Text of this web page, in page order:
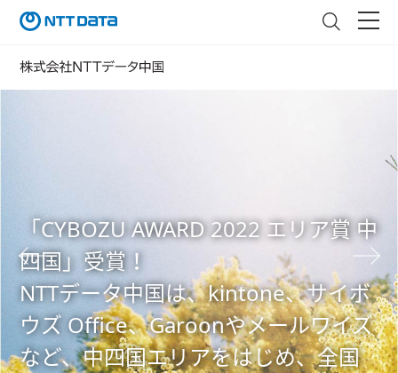
「CYBOZU AWARD 2022 エリア賞 中
四国」受賞！
NTTデータ中国は、kintone、サイボ
ウズ Office、Garoonやメールワイズ
など、中四国エリアをはじめ、全国